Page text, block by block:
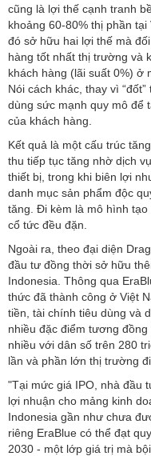
cũng là lợi thế cạnh tranh
khoảng 60-80% thị phần
đó sở hữu hai lợi thế mà
hàng tốt nhất thị trường và
khách hàng (lãi suất 0%) ở
Nói cách khác, thay vì
dùng sức mạnh quy mô để
của khách hàng.
Kết quả là một cấu trúc
thu tiếp tục tăng nhờ dịch
thiết bị, trong khi biên lợi
danh mục sản phẩm độc
tăng. Đi kèm là mô hình
cổ tức đều đặn.
Ngoài ra, theo đại diện
đầu tư đồng thời sở hữu
Indonesia. Thông qua
thức đã thành công ở Việt
tiền, tài chính tiêu dùng và
nhiều đặc điểm tương
nhiều với dân số trên 280
lần và phần lớn thị trường
"Tại mức giá IPO, nhà đầu
lợi nhuận cho mảng kinh
Indonesia gần như chưa
riêng EraBlue có thể đạt
2030 - một lớp giá trị mà